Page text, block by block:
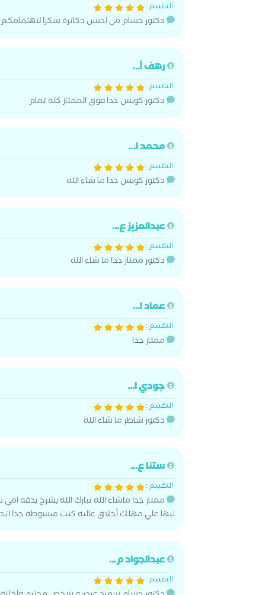
التقييم :
دكتور حسام من احسن دكاترة شكرا لاهتمامكم
رهف أ...
التقييم :
دكتور كويس جدا فوق الممتاز كله تمام
محمد ا...
التقييم :
دكتور كويس جدا ما شاء الله
عبدالعزيز ع...
التقييم :
دكتور ممتاز جدا ما شاء الله
عماد ا...
التقييم :
ممتاز جدا
جودي ا...
التقييم :
دكتور شاطر ما شاء الله
ستنا ع...
التقييم :
ممتاز جدا ماشاء الله تبارك الله بشرح بدقه
ليها علي مهلك أخلاق عاليه كنت مبسوطه جدا
عبدالجواد م...
التقييم :